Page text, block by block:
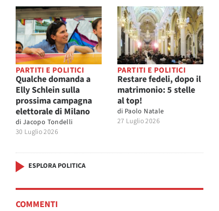
PARTITI E POLITICI
Qualche domanda a
Elly Schlein sulla
prossima campagna
elettorale di Milano
di Jacopo Tondelli
30 Luglio 2026
PARTITI E POLITICI
Restare fedeli, dopo il
matrimonio: 5 stelle
al top!
di Paolo Natale
27 Luglio 2026
ESPLORA POLITICA
COMMENTI